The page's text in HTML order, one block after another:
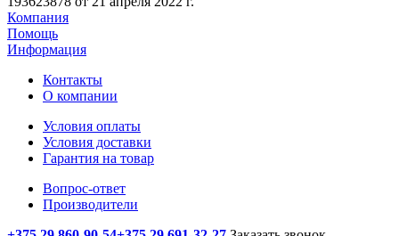
Компания
Помощь
Информация
Контакты
О компании
Условия оплаты
Условия доставки
Гарантия на товар
Вопрос-ответ
Производители